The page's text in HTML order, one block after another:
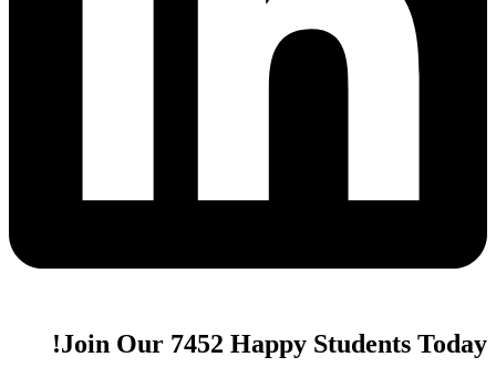
Join Our 7452 Happy Students​ Today!